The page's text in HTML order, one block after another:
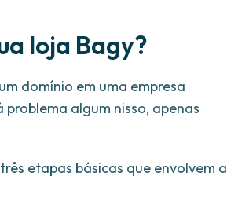
loja Bagy?
domínio em uma empresa
algum nisso, apenas
etapas básicas que envolvem a